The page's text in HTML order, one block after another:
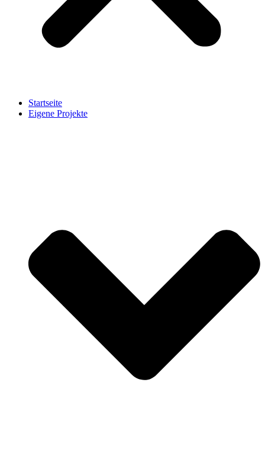
Startseite
Eigene Projekte